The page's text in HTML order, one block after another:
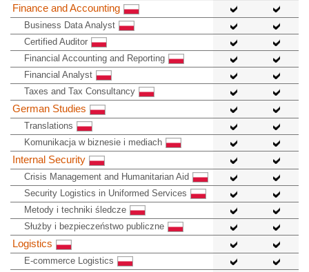
Finance and Accounting
Business Data Analyst
Certified Auditor
Financial Accounting and Reporting
Financial Analyst
Taxes and Tax Consultancy
German Studies
Translations
Komunikacja w biznesie i mediach
Internal Security
Crisis Management and Humanitarian Aid
Security Logistics in Uniformed Services
Metody i techniki śledcze
Służby i bezpieczeństwo publiczne
Logistics
E-commerce Logistics